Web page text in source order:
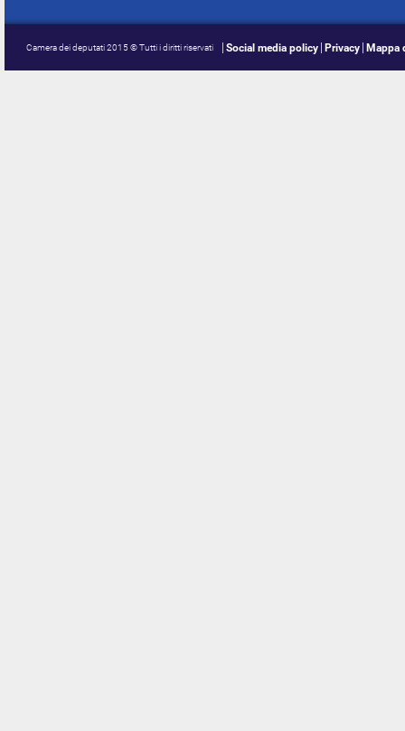
Camera dei deputati 2015 © Tutti i diritti riservati Social media policy Privacy Mappa